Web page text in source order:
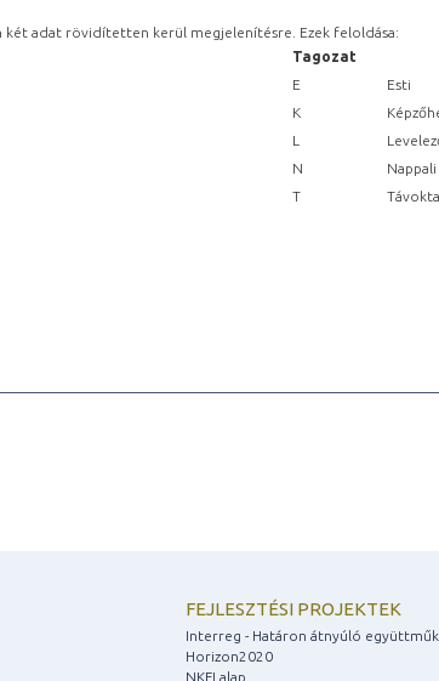
két adat rövidítetten kerül megjelenítésre. Ezek feloldása:
Tagozat
E
Esti
K
L
N
Nappali
T
FEJLESZTÉSI PROJEKTEK
Interreg - Határon átnyúló
Horizon2020
NKFI alap